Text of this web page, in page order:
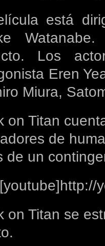
está
Los
Eren
Miura,
on Titan
de
de un
[youtube]http://
on Titan se